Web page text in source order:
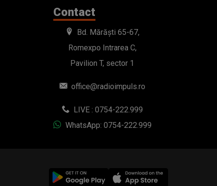
Contact
Bd. Mărăști 65-67,
Romexpo Intrarea C,
Pavilion T, sector 1
office@radioimpuls.ro
LIVE : 0754-222.999
WhatsApp: 0754-222.999